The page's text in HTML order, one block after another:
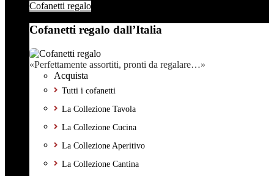
Cofanetti regalo
Cofanetti regalo dall’Italia
«Perfettamente assortiti, pronti da regalare…»
Acquista
Tutti i cofanetti
La Collezione Tavola
La Collezione Cucina
La Collezione Aperitivo
La Collezione Cantina